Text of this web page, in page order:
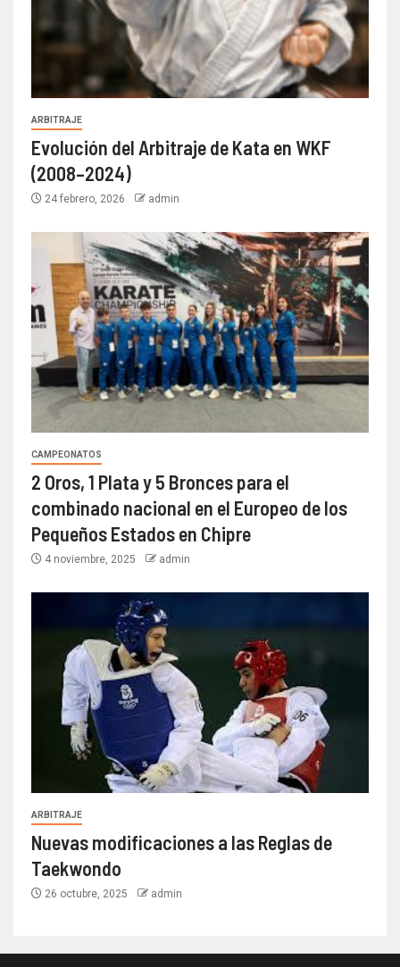
ARBITRAJE
Evolución del Arbitraje de Kata en WKF
(2008–2024)
24 febrero, 2026 admin
CAMPEONATOS
2 Oros, 1 Plata y 5 Bronces para el
combinado nacional en el Europeo de los
Pequeños Estados en Chipre
4 noviembre, 2025 admin
ARBITRAJE
Nuevas modificaciones a las Reglas de
Taekwondo
26 octubre, 2025 admin